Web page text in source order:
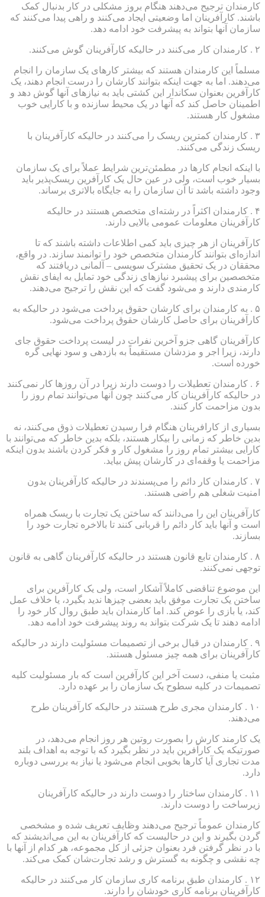
کارمندان ترجیح می‌دهند هنگام بروز مشکلی در کار بدنبال کمک
باشند. کارآفرینان اما وضعیتی ایجاد می‌کنند و راهی پیدا می‌کنند که
سازمان آنها بتواند به پیشرفت خود ادامه دهد.
۲ . کارمندان کار می‌کنند در حالیکه کارآفرینان گوش می‌کنند.
مسلماً این کارمندان هستند که بیشتر کارهای یک سازمان را انجام
می‌دهند. اما به جهت اینکه بتوانند کارشان را درست انجام دهند، یک
کارآفرین بعنوان سکاندار این کشتی باید به نیازهای آنها گوش دهد و
اطمینان حاصل کند که آنها در یک محیط سازنده و با کارایی خوب
مشغول کار هستند.
۳ . کارمندان کمترین ریسک را می‌کنند در حالیکه کارآفرینان با
ریسک زندگی می‌کنند.
با اینکه انجام کارها در مطمئن‌ترین شرایط عملاً برای یک سازمان
بسیار خوب است، ولی در عین حال یک کارآفرین ریسک‌پذیر باید
وجود داشته باشد تا آن سازمان را به جایگاه بالاتری برساند.
۴ . کارمندان اکثراً در رشته‌ای متخصص هستند در حالیکه
کارآفرینان معلومات عمومی بالایی دارند.
کارآفرینان از هر چیزی باید کمی اطلاعات داشته باشند که تا
اندازه‌ای بتوانند کارمندان متخصص خود را توانمند سازند. در واقع،
محققان در یک تحقیق مشترک سویسی – آلمانی دریافتند که
متخصصین برای پیشبرد نیازهای زندگی خود تمایل به ایفای نقش
کارمندی دارند و می‌شود گفت که این نقش را ترجیح می‌دهند.
۵ . به کارمندان برای کارشان حقوق پرداخت می‌شود در حالیکه به
کارآفرینان برای حاصل کارشان حقوق پرداخت می‌شود.
کارآفرینان گاهی جزو آخرین نفرات در لیست پرداخت حقوق جای
دارند، زیرا اجر و مزدشان مستقیماً به بازدهی و سود نهایی گره
خورده است.
۶ . کارمندان تعطیلات را دوست دارند زیرا در آن روزها کار نمی‌کنند
در حالیکه کارآفرینان کار می‌کنند چون آنها می‌توانند تمام روز را
بدون مزاحمت کار کنند.
بسیاری از کارافرینان هنگام فرا رسیدن تعطیلات ذوق می‌کنند، نه
بدین خاطر که زمانی را بیکار هستند، بلکه بدین خاطر که می‌توانند با
کارایی بیشتر تمام روز را مشغول کار و فکر کردن باشند بدون اینکه
مزاحمت یا وقفه‌ای در کارشان پیش بیاید.
۷ . کارمندان کار دائم را می‌پسندند در حالیکه کارآفرینان بدون
امنیت شغلی هم راضی هستند.
کارآفرینان این را می‌دانند که ساختن یک تجارت با ریسک همراه
است و آنها باید کار دائم را قربانی کنند تا بالاخره تجارت خود را
بسازند.
۸ . کارمندان تابع قانون هستند در حالیکه کارآفرینان گاهی به قانون
توجهی نمی‌کنند.
این موضوع تناقضی کاملاً آشکار است، ولی یک کارآفرین برای
ساختن یک تجارت موفق باید بعضی چیزها ندید بگیرد، یا خلاف عمل
کند، یا بازی را عوض کند. اما کارمندان باید طبق روال کار خود را
ادامه دهند تا یک شرکت بتواند به روند پیشرفت خود ادامه دهد.
۹ . کارمندان در قبال برخی از تصمیمات مسئولیت دارند در حالیکه
کارآفرینان برای همه چیز مسئول هستند.
مثبت یا منفی، دست آخر این کارآفرین است که بار مسئولیت کلیه
تصمیمات در کلیه سطوح یک سازمان را بر عهده دارد.
۱۰ . کارمندان مجری طرح هستند در حالیکه کارآفرینان طرح
می‌دهند.
یک کارمند کارش را بصورت روتین هر روز انجام می‌دهد، در
صورتیکه یک کارآفرین باید در نظر بگیرد که با توجه به اهداف بلند
مدت تجاری آیا کارها بخوبی انجام می‌شود یا نیاز به بررسی دوباره
دارد.
۱۱ . کارمندان ساختار را دوست دارند در حالیکه کارآفرینان
زیرساخت را دوست دارند.
کارمندان عموماً ترجیح می‌دهند وظایف تعریف شده و مشخصی
گردن بگیرند و این در حالیست که کارآفرینان به این می‌اندیشند که
با در نظر گرفتن فرد بعنوان جزئی از کل مجموعه، هر کدام از آنها با
چه نقشی و چگونه به گسترش و رشد تجارت‌شان کمک می‌کند.
۱۲ . کارمندان طبق برنامه کاری سازمان کار می‌کنند در حالیکه
کارآفرینان برنامه کاری خودشان را دارند.